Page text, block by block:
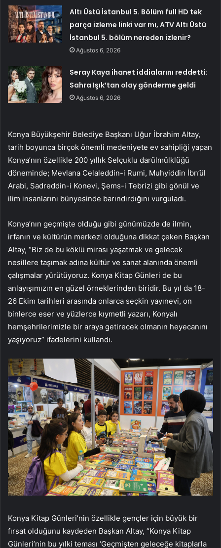
Altı Üstü İstanbul 5. Bölüm full HD tek
parça izleme linki var mı, ATV Altı Üstü
İstanbul 5. bölüm nereden izlenir?
Ağustos 6, 2026
Seray Kaya ihanet iddialarını reddetti:
Sahra Işık’tan olay gönderme geldi
Ağustos 6, 2026
Konya Büyükşehir Belediye Başkanı Uğur İbrahim Altay,
tarih boyunca birçok önemli medeniyete ev sahipliği yapan
Konya’nın özellikle 200 yıllık Selçuklu darülmülklüğü
döneminde; Mevlana Celaleddin-i Rumi, Muhyiddin İbn’ül
Arabi, Sadreddin-i Konevi, Şems-i Tebrizi gibi gönül ve
ilim insanlarını bünyesinde barındırdığını vurguladı.
Konya’nın geçmişte olduğu gibi günümüzde de ilmin,
irfanın ve kültürün merkezi olduğuna dikkat çeken Başkan
Altay, “Biz de bu köklü mirası yaşatmak ve gelecek
nesillere taşımak adına kültür ve sanat alanında önemli
çalışmalar yürütüyoruz. Konya Kitap Günleri de bu
anlayışımızın en güzel örneklerinden biridir. Bu yıl da 18-
26 Ekim tarihleri arasında onlarca seçkin yayınevi, on
binlerce eser ve yüzlerce kıymetli yazarı, Konyalı
hemşehrilerimizle bir araya getirecek olmanın heyecanını
yaşıyoruz” ifadelerini kullandı.
Konya Kitap Günleri’nin özellikle gençler için büyük bir
fırsat olduğunu kaydeden Başkan Altay, “Konya Kitap
Günleri’nin bu yılki teması ‘Geçmişten geleceğe kitaplarla